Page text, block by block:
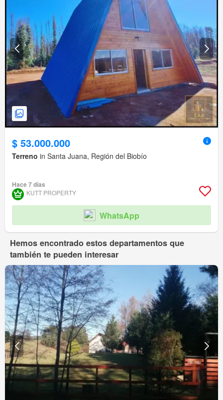
$ 53.000.000
Terreno in Santa Juana, Región del Biobío
Hace 7 días
KUTT PROPERTY
WhatsApp
Hemos encontrado estos departamentos que
también te pueden interesar